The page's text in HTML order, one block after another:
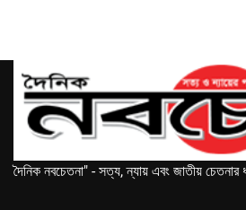
দৈনিক নবচেতনা" - সত্য, ন্যায় এবং জাতীয় চেতনার